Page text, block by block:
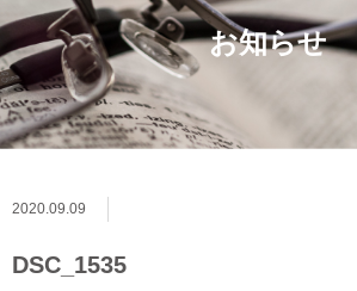
お知らせ
2020.09.09
DSC_1535